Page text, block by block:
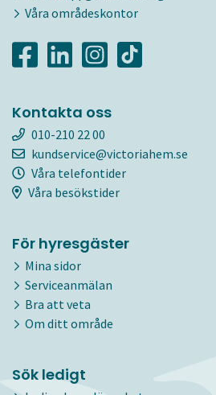
Våra områdeskontor
Kontakta oss
010-210 22 00
kundservice@victoriahem.se
Våra telefontider
Våra besökstider
För hyresgäster
Mina sidor
Serviceanmälan
Bra att veta
Om ditt område
Sök ledigt